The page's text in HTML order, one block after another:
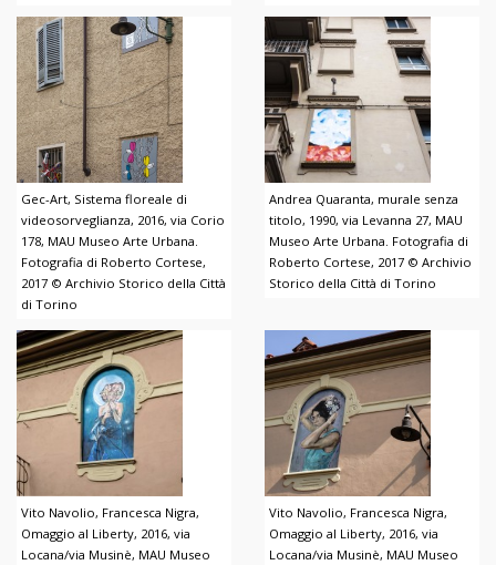
Gec-Art, Sistema floreale di
videosorveglianza, 2016, via Corio
178, MAU Museo Arte Urbana.
Fotografia di Roberto Cortese,
2017 © Archivio Storico della Città
di Torino
Andrea Quaranta, murale senza
titolo, 1990, via Levanna 27, MAU
Museo Arte Urbana. Fotografia di
Roberto Cortese, 2017 © Archivio
Storico della Città di Torino
Vito Navolio, Francesca Nigra,
Omaggio al Liberty, 2016, via
Locana/via Musinè, MAU Museo
Vito Navolio, Francesca Nigra,
Omaggio al Liberty, 2016, via
Locana/via Musinè, MAU Museo